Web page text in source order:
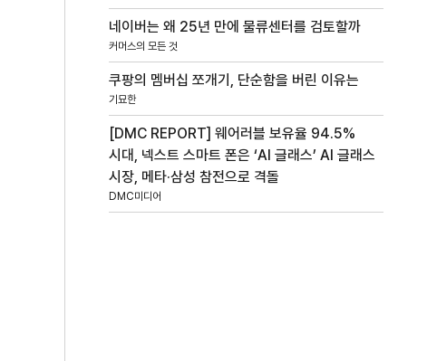
네이버는 왜 25년 만에 물류센터를 검토할까
커머스의 모든 것
쿠팡의 멤버십 쪼개기, 단순함을 버린 이유는
기묘한
[DMC REPORT] 웨어러블 보유율 94.5%
시대, 넥스트 스마트 폰은 ‘AI 글래스’ AI 글래스
시장, 메타·삼성 참전으로 격돌
DMC미디어